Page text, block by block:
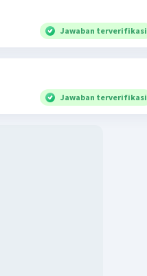
Jawaban terverifikasi
Jawaban terverifikasi